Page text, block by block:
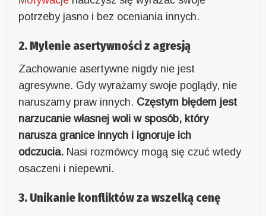
potrzeby jasno i bez oceniania innych.
2. Mylenie asertywności z agresją
Zachowanie asertywne nigdy nie jest
agresywne. Gdy wyrażamy swoje poglądy, nie
naruszamy praw innych. Częstym błędem jest
narzucanie własnej woli w sposób, który
narusza granice innych i ignoruje ich
odczucia. Nasi rozmówcy mogą się czuć wtedy
osaczeni i niepewni.
3. Unikanie konfliktów za wszelką cenę